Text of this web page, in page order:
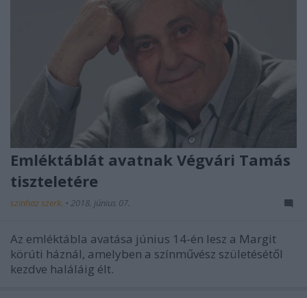
Emléktáblát avatnak Végvári Tamás
tiszteletére
szinhaz szerk. • 2018. június 07.
Az emléktábla avatása június 14-én lesz a Margit
körúti háznál, amelyben a színművész születésétől
kezdve haláláig élt.